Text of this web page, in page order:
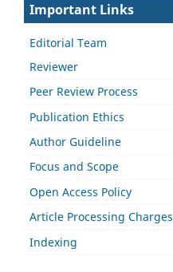
Important Links
Editorial Team
Reviewer
Peer Review Process
Publication Ethics
Author Guideline
Focus and Scope
Open Access Policy
Article Processing Charges
Indexing